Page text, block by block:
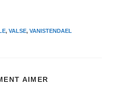
, VALSE, VANISTENDAEL
AIMER